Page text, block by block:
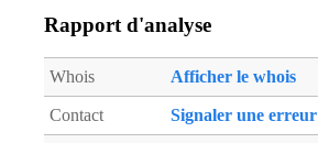
Rapport d'analyse
Whois Afficher le whois
Contact Signaler une erreur